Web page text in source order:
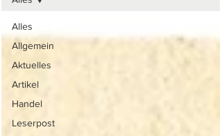
Alles
Allgemein
Aktuelles
Artikel
Handel
Leserpost